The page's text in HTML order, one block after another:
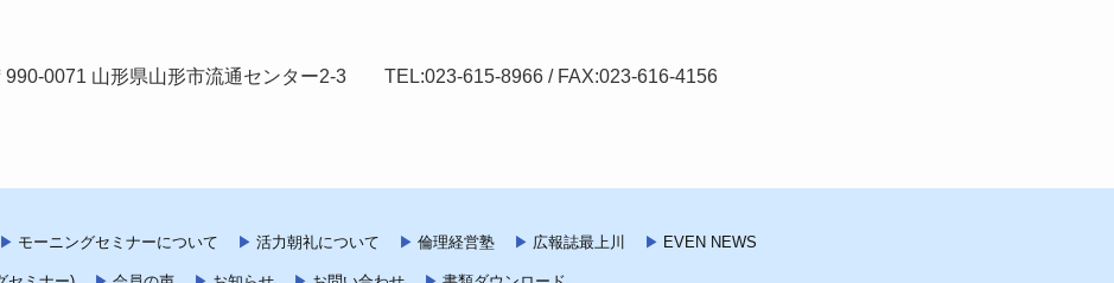
990-0071 山形県山形市流通センター2-3 TEL:023-615-8966 / FAX:023-616-4156
モーニングセミナーについて 活力朝礼について 倫理経営塾 広報誌最上川 EVEN NEWS